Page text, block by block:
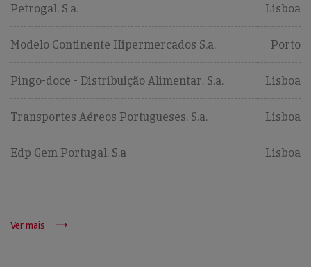
Petrogal, S.a. Lisboa
Modelo Continente Hipermercados S.a. Porto
Pingo-doce - Distribuição Alimentar, S.a. Lisboa
Transportes Aéreos Portugueses, S.a. Lisboa
Edp Gem Portugal, S.a Lisboa
Ver mais